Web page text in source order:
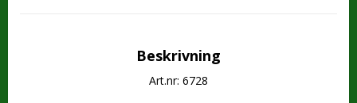
Beskrivning
Art.nr: 6728